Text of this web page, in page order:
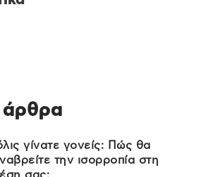
γίνατε γονείς: Πώς θα
την ισορροπία στη